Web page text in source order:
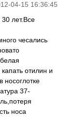
04-15 16:36:45
лет.Все
чесались
отилин и
носоглотке
37-
носа